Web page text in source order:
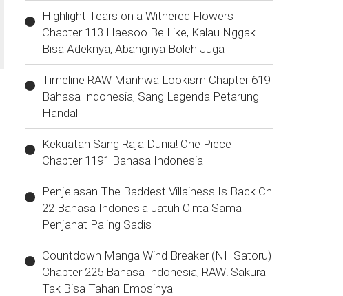
Highlight Tears on a Withered Flowers
Chapter 113 Haesoo Be Like, Kalau Nggak
Bisa Adeknya, Abangnya Boleh Juga
Timeline RAW Manhwa Lookism Chapter 619
Bahasa Indonesia, Sang Legenda Petarung
Handal
Kekuatan Sang Raja Dunia! One Piece
Chapter 1191 Bahasa Indonesia
Penjelasan The Baddest Villainess Is Back Ch
22 Bahasa Indonesia Jatuh Cinta Sama
Penjahat Paling Sadis
Countdown Manga Wind Breaker (NII Satoru)
Chapter 225 Bahasa Indonesia, RAW! Sakura
Tak Bisa Tahan Emosinya